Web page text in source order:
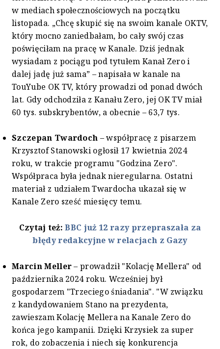
w mediach społecznościowych na początku
listopada. „Chcę skupić się na swoim kanale OKTV,
który mocno zaniedbałam, bo cały swój czas
poświęciłam na pracę w Kanale. Dziś jednak
wysiadam z pociągu pod tytułem Kanał Zero i
dalej jadę już sama” – napisała w kanale na
TouYube OK TV, który prowadzi od ponad dwóch
lat. Gdy odchodziła z Kanału Zero, jej OK TV miał
60 tys. subskrybentów, a obecnie – 63,7 tys.
Szczepan Twardoch – współpracę z pisarzem
Krzysztof Stanowski ogłosił 17 kwietnia 2024
roku, w trakcie programu "Godzina Zero".
Współpraca była jednak nieregularna. Ostatni
materiał z udziałem Twardocha ukazał się w
Kanale Zero sześć miesięcy temu.
Czytaj też:BBC już 12 razy przepraszała za
błędy redakcyjne w relacjach z Gazy
Marcin Meller– prowadził "Kolację Mellera" od
października 2024 roku. Wcześniej był
gospodarzem "Trzeciego śniadania". "W związku
z kandydowaniem Stano na prezydenta,
zawieszam Kolację Mellera na Kanale Zero do
końca jego kampanii. Dzięki Krzysiek za super
rok, do zobaczenia i niech się konkurencja